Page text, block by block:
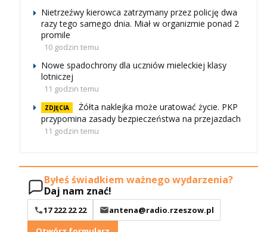
Nietrzeźwy kierowca zatrzymany przez policję dwa
razy tego samego dnia. Miał w organizmie ponad 2
promile
10 godzin temu
Nowe spadochrony dla uczniów mieleckiej klasy
lotniczej
11 godzin temu
ZDJĘCIA
Żółta naklejka może uratować życie. PKP
przypomina zasady bezpieczeństwa na przejazdach
11 godzin temu
Byłeś świadkiem ważnego wydarzenia?
Daj nam znać!
17 222 22 22
antena@radio.rzeszow.pl